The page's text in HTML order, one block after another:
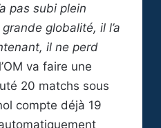
pas subi plein
globalité, il l’a
il ne perd
va faire une
20 matchs sous
compte déjà 19